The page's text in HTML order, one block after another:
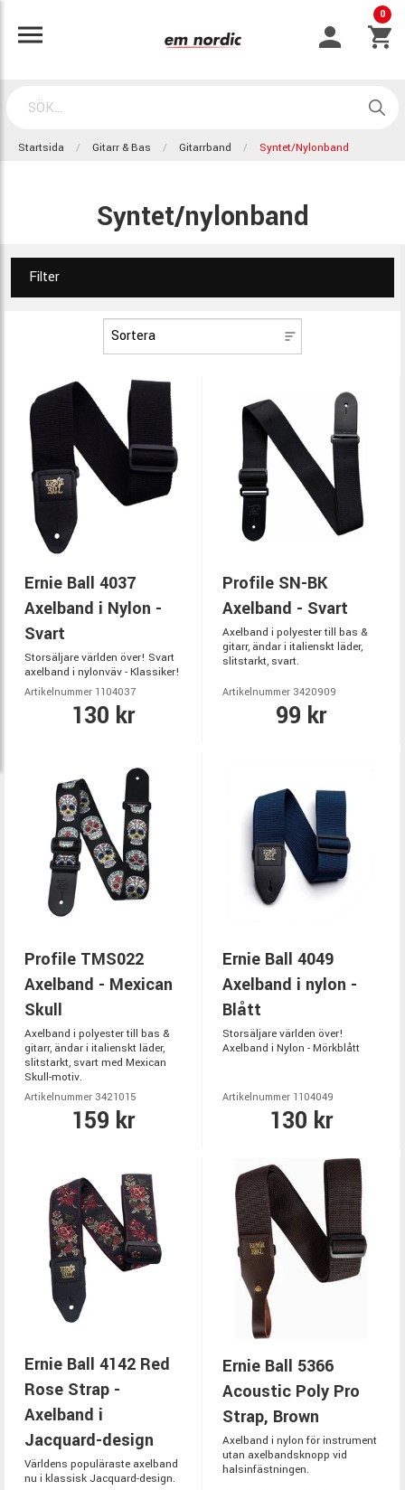
0
Startsida Gitarr & Bas Gitarrband Syntet/nylonband
Syntet/nylonband
Filter
Ernie Ball 4037
Axelband i Nylon -
Svart
Storsäljare världen över! Svart
axelband i nylonväv - Klassiker!
Artikelnummer 1104037
130 kr
Profile SN-BK
Axelband - Svart
Axelband i polyester till bas &
gitarr, ändar i italienskt läder,
slitstarkt, svart.
Artikelnummer 3420909
99 kr
Profile TMS022
Axelband - Mexican
Skull
Axelband i polyester till bas &
gitarr, ändar i italienskt läder,
slitstarkt, svart med Mexican
Skull-motiv.
Artikelnummer 3421015
159 kr
Ernie Ball 4049
Axelband i nylon -
Blått
Storsäljare världen över!
Axelband i Nylon - Mörkblått
Artikelnummer 1104049
130 kr
Ernie Ball 4142 Red
Rose Strap -
Axelband i
Jacquard-design
Världens populäraste axelband
nu i klassisk Jacquard-design.
Ernie Ball 5366
Acoustic Poly Pro
Strap, Brown
Axelband i nylon för instrument
utan axelbandsknopp vid
halsinfästningen.